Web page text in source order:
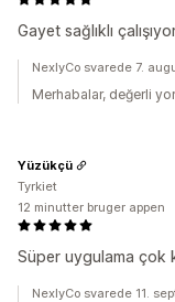
Gayet sağlıklı
NexlyCo svarede 7.
Merhabalar, değerli
Süper uygulama çok
Yüzükçü
Tyrkiet
12 minutter bruger appen
NexlyCo svarede 11.